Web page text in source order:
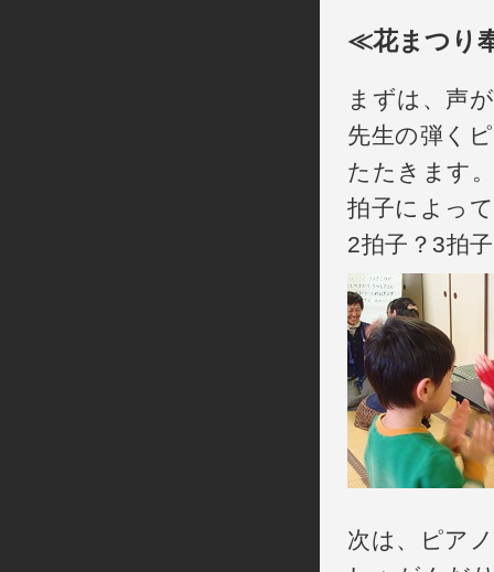
≪花まつり
まずは、声
先生の弾く
たたきます。
拍子によっ
2拍子？3拍
次は、ピア